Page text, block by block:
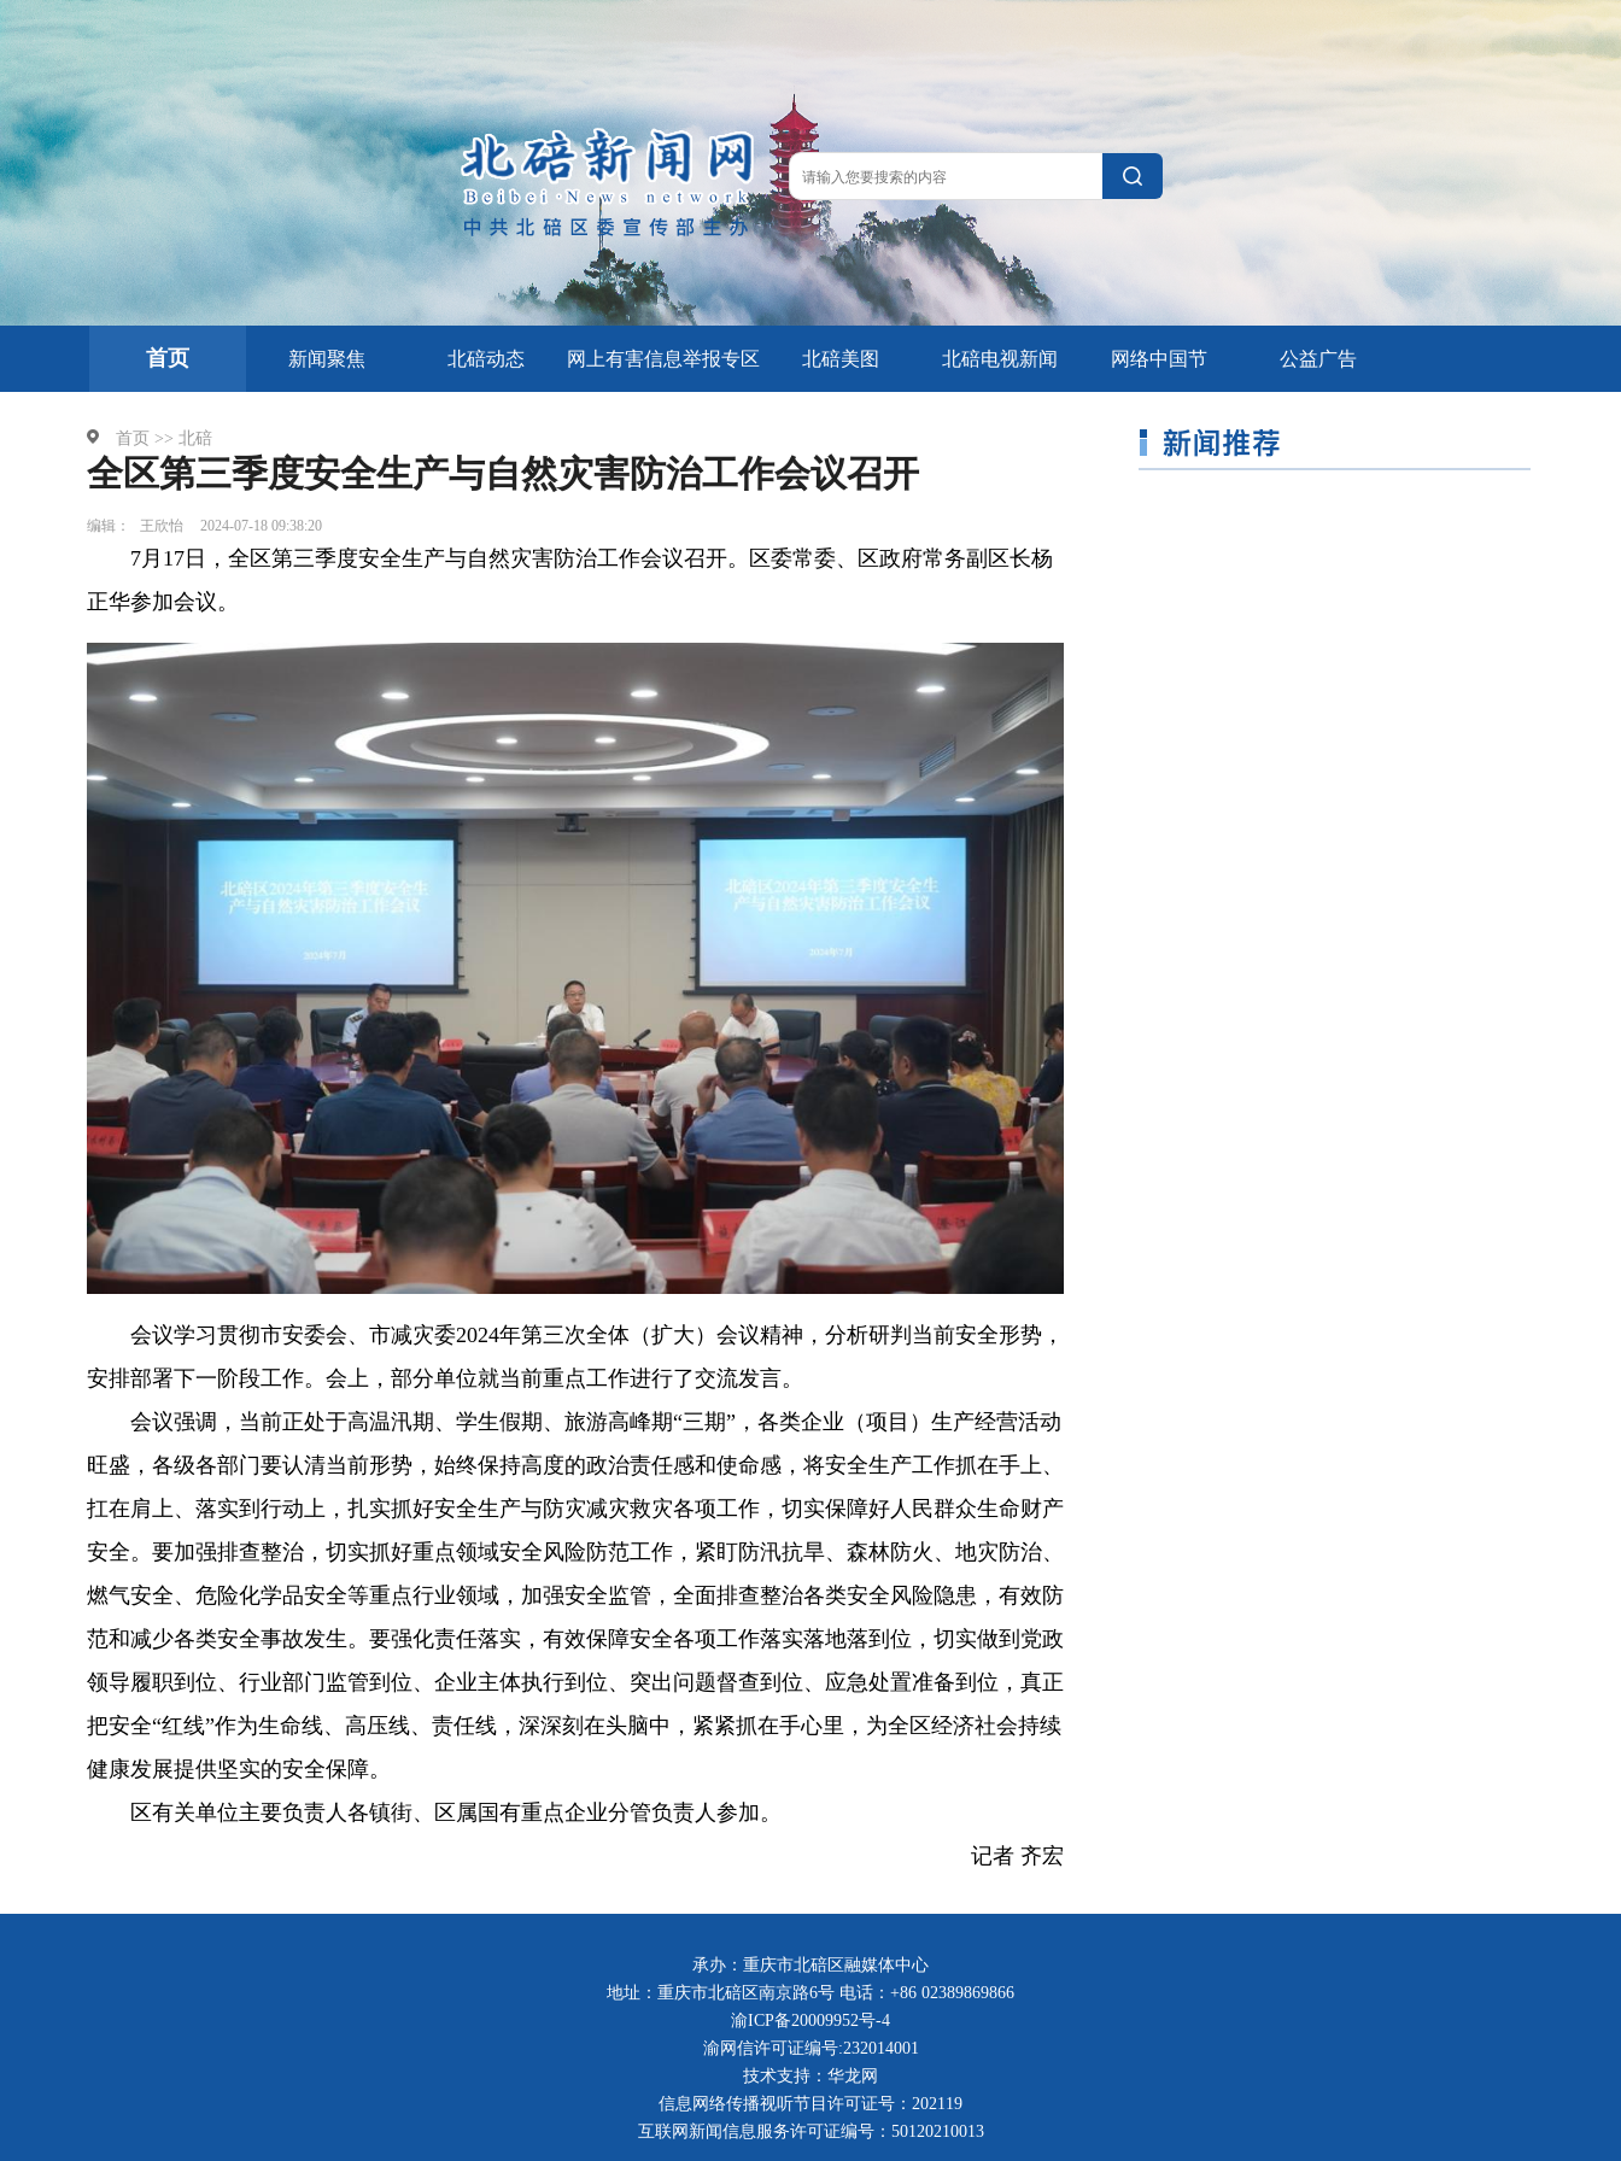
首页 新闻聚焦 北碚动态 网上有害信息举报专区 北碚美图 北碚电视新闻 网络中国节 公益广告
首页 >> 北碚
全区第三季度安全生产与自然灾害防治工作会议召开
编辑： 王欣怡 2024-07-18 09:38:20
7月17日，全区第三季度安全生产与自然灾害防治工作会议召开。区委常委、区政府常务副区长杨
正华参加会议。
会议学习贯彻市安委会、市减灾委2024年第三次全体（扩大）会议精神，分析研判当前安全形势，
安排部署下一阶段工作。会上，部分单位就当前重点工作进行了交流发言。
会议强调，当前正处于高温汛期、学生假期、旅游高峰期“三期”，各类企业（项目）生产经营活动
旺盛，各级各部门要认清当前形势，始终保持高度的政治责任感和使命感，将安全生产工作抓在手上、
扛在肩上、落实到行动上，扎实抓好安全生产与防灾减灾救灾各项工作，切实保障好人民群众生命财产
安全。要加强排查整治，切实抓好重点领域安全风险防范工作，紧盯防汛抗旱、森林防火、地灾防治、
燃气安全、危险化学品安全等重点行业领域，加强安全监管，全面排查整治各类安全风险隐患，有效防
范和减少各类安全事故发生。要强化责任落实，有效保障安全各项工作落实落地落到位，切实做到党政
领导履职到位、行业部门监管到位、企业主体执行到位、突出问题督查到位、应急处置准备到位，真正
把安全“红线”作为生命线、高压线、责任线，深深刻在头脑中，紧紧抓在手心里，为全区经济社会持续
健康发展提供坚实的安全保障。
区有关单位主要负责人各镇街、区属国有重点企业分管负责人参加。
记者 齐宏
承办：重庆市北碚区融媒体中心
地址：重庆市北碚区南京路6号 电话：+86 02389869866
渝ICP备20009952号-4
渝网信许可证编号:232014001
技术支持：华龙网
信息网络传播视听节目许可证号：202119
互联网新闻信息服务许可证编号：50120210013